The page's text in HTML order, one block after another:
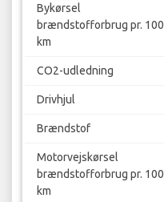
Bykørsel
brændstofforbrug pr. 100
km
CO2-udledning
Drivhjul
Brændstof
Motorvejskørsel
brændstofforbrug pr. 100
km